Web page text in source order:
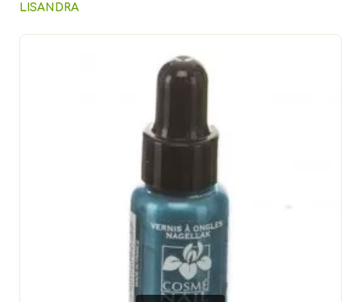
LISANDRA